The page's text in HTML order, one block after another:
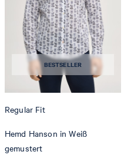
Strellson AG
Sonnenwiesenstrasse 21
8280 Kreuzlingen
BESTSELLER
Regular Fit
Hemd Hanson in Weiß
gemustert